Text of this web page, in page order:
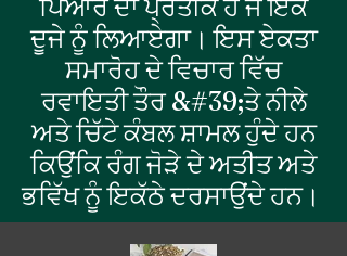
ਪਿਆਰ ਦਾ ਪ੍ਰਤੀਕ ਹੈ ਜੋ ਇੱਕ
ਦੂਜੇ ਨੂੰ ਲਿਆਏਗਾ। ਇਸ ਏਕਤਾ
ਸਮਾਰੋਹ ਦੇ ਵਿਚਾਰ ਵਿੱਚ
ਰਵਾਇਤੀ ਤੌਰ &#39;ਤੇ ਨੀਲੇ
ਅਤੇ ਚਿੱਟੇ ਕੰਬਲ ਸ਼ਾਮਲ ਹੁੰਦੇ ਹਨ
ਕਿਉਂਕਿ ਰੰਗ ਜੋੜੇ ਦੇ ਅਤੀਤ ਅਤੇ
ਭਵਿੱਖ ਨੂੰ ਇਕੱਠੇ ਦਰਸਾਉਂਦੇ ਹਨ।